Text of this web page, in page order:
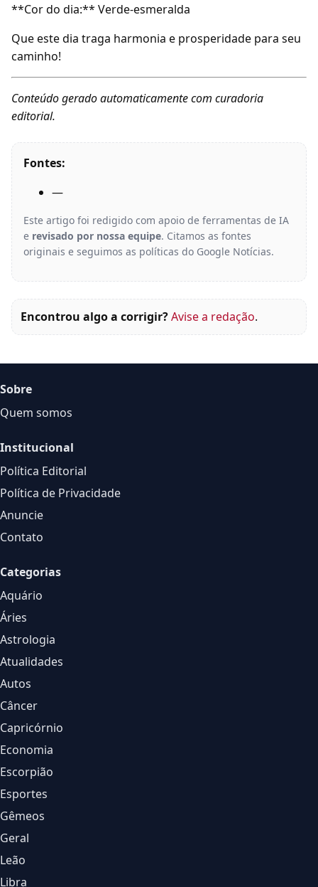
**Cor do dia:** Verde-esmeralda
Que este dia traga harmonia e prosperidade para seu
caminho!
Conteúdo gerado automaticamente com curadoria
editorial.
Fontes:
—
Este artigo foi redigido com apoio de ferramentas de IA
e revisado por nossa equipe. Citamos as fontes
originais e seguimos as políticas do Google Notícias.
Encontrou algo a corrigir?Avise a redação.
Sobre
Quem somos
Institucional
Política Editorial
Política de Privacidade
Anuncie
Contato
Categorias
Aquário
Áries
Astrologia
Atualidades
Autos
Câncer
Capricórnio
Economia
Escorpião
Esportes
Gêmeos
Geral
Leão
Libra